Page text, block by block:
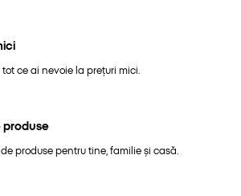
ce ai nevoie la prețuri mici.
produse
produse pentru tine, familie și casă.